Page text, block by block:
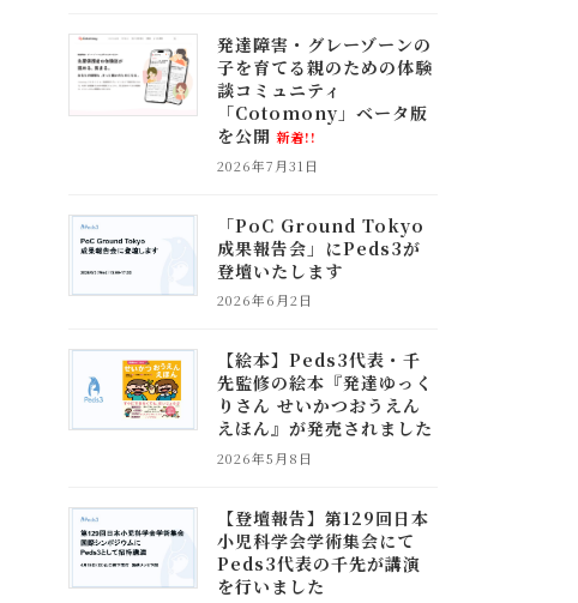
発達障害・グレーゾーンの
子を育てる親のための体験
談コミュニティ
「Cotomony」ベータ版
を公開 新着!!
2026年7月31日
「PoC Ground Tokyo
成果報告会」にPeds3が
登壇いたします
2026年6月2日
【絵本】Peds3代表・千
先監修の絵本『発達ゆっく
りさん せいかつおうえん
えほん』が発売されました
2026年5月8日
【登壇報告】第129回日本
小児科学会学術集会にて
Peds3代表の千先が講演
を行いました